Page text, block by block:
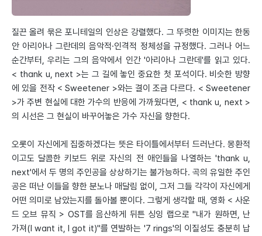
by 조해람
질끈 올려 묶은 포니테일의 인상은 강렬했다. 그 뚜렷한 이미지는 한동
안 아리아나 그란데의 음악적·인격적 정체성을 규정했다. 그러나 어느
순간부터, 우리는 그의 음악에서 인간 '아리아나 그란데'를 읽고 있다.
< thank u, next >는 그 길에 놓인 중요한 첫 포석이다. 비슷한 방향
에 있을 전작 < Sweetener >와는 결이 조금 다르다. < Sweetener
>가 주변 현실에 대한 가수의 반응에 가까웠다면, < thank u, next >
의 시선은 그 현실이 바꾸어놓은 가수 자신을 향한다.
오롯이 자신에게 집중하겠다는 뜻은 타이틀에서부터 드러난다. 몽환적
이고도 달콤한 키보드 위로 자신의 전 애인들을 나열하는 'thank u,
next'에서 두 명의 주인공을 상상하기는 불가능하다. 곡의 유일한 주인
공은 떠난 이들을 향한 분노나 매달림 없이, 그저 그들 각각이 자신에게
어떤 의미로 남았는지를 돌아볼 뿐이다. 그렇게 생각할 때, 영화 < 사운
드 오브 뮤직 > OST를 음산하게 뒤튼 싱잉 랩으로 "내가 원하면, 난
가져(I want it, I got it)"를 연발하는 '7 rings'의 이질성도 충분히 납